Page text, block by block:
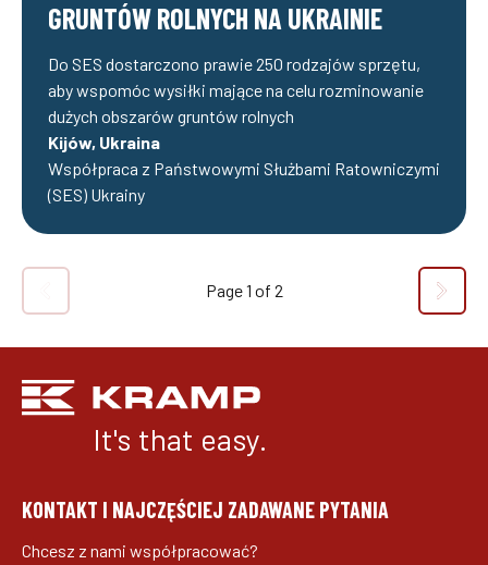
GRUNTÓW ROLNYCH NA UKRAINIE
Do SES dostarczono prawie 250 rodzajów sprzętu,
aby wspomóc wysiłki mające na celu rozminowanie
dużych obszarów gruntów rolnych
Kijów, Ukraina
Współpraca z Państwowymi Służbami Ratowniczymi
(SES) Ukrainy
Page1 of 2
It's that easy.
KONTAKT I NAJCZĘŚCIEJ ZADAWANE PYTANIA
Chcesz z nami współpracować?